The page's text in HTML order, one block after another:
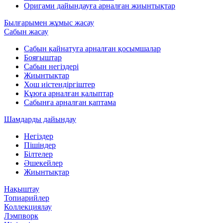
Оригами дайындауға арналған жиынтықтар
Былғарымен жұмыс жасау
Сабын жасау
Сабын қайнатуға арналған қосымшалар
Бояғыштар
Сабын негіздері
Жиынтықтар
Хош иістендіргіштер
Құюға арналған қалыптар
Сабынға арналған қаптама
Шамдарды дайындау
Негіздер
Пішіндер
Білтелер
Әшекейлер
Жиынтықтар
Нақыштау
Топиарийлер
Коллекциялау
Лэмпворк